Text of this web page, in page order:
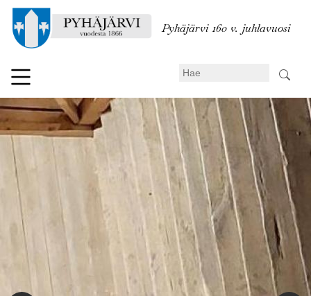
pääsisältöön
Pyhäjärvi 160 v. juhlavuosi
Search